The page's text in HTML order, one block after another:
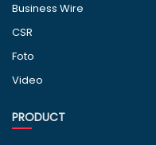
Business Wire
CSR
Foto
Video
PRODUCT